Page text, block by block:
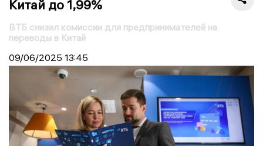
Китай до 1,99%
ВТБ снизил комиссии для предпринимателей на
переводы в Китай
09/06/2025 13:45